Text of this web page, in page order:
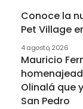
Conoce la
Pet Village
4 agosto, 2026
Mauricio
Olinalá que
San Pedro